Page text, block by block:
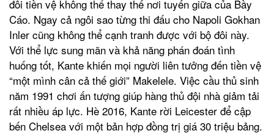
đôi tiền vệ không thể thay thế nơi tuyến giữa của Bầy
Cáo. Ngay cả ngôi sao từng thi đấu cho Napoli Gokhan
Inler cũng không thể cạnh tranh được với bộ đôi này.
Với thể lực sung mãn và khả năng phán đoán tình
huống tốt, Kante khiến mọi người liên tưởng đến tiền vệ
“một mình cân cả thế giới” Makelele. Việc cầu thủ sinh
năm 1991 chơi ấn tượng giúp hàng thủ đội nhà giảm tải
rất nhiều áp lực. Hè 2016, Kante rời Leicester để cập
bến Chelsea với một bản hợp đồng trị giá 30 triệu bảng.